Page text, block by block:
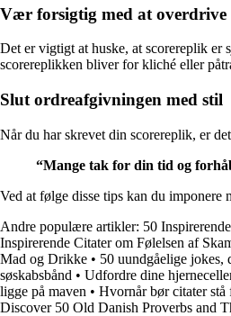
Vær forsigtig med at overdrive
Det er vigtigt at huske, at scorereplik
scorereplikken bliver for kliché eller
Slut ordreafgivningen med stil
Når du har skrevet din scorereplik, er
“Mange tak for din tid og
Ved at følge disse tips kan du
Andre populære artikler: 50
Inspirerende Citater om Følelsen af
Mad og Drikke • 50 uundgåelige
søskabsbånd • Udfordre dine
ligge på maven • Hvornår bør citater
Discover 50 Old Danish Proverbs and